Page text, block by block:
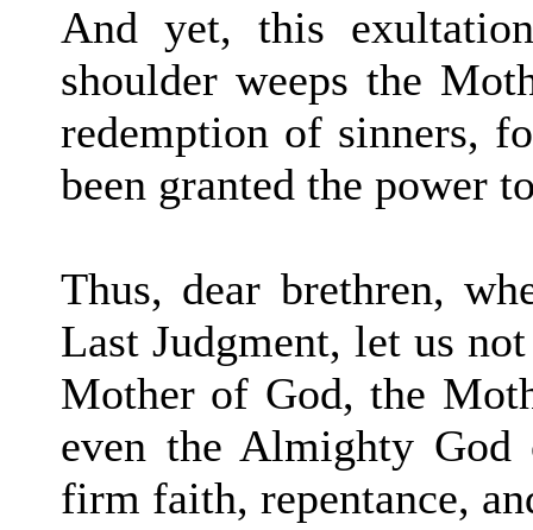
And yet, this
shoulder weeps the
redemption of sinners,
been granted the power
Thus, dear brethren,
Last Judgment, let us
Mother of God, the
even the Almighty God
firm faith, repentance,